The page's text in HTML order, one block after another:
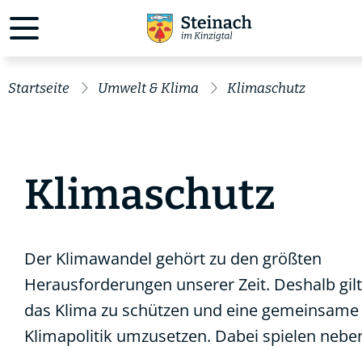
Startseite Umwelt & Klima Klimaschutz
Klimaschutz
Der Klimawandel gehört zu den größten
Herausforderungen unserer Zeit. Deshalb
das Klima zu schützen und eine gemeinsame
Klimapolitik umzusetzen. Dabei spielen